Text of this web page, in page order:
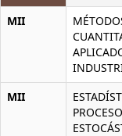
MII
MII